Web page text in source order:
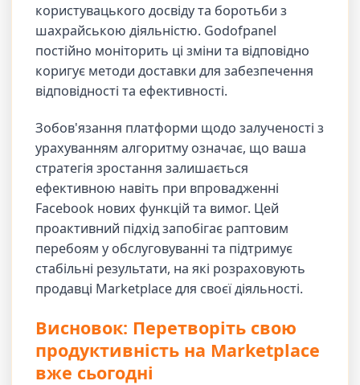
користувацького досвіду та боротьби з
шахрайською діяльністю. Godofpanel
постійно моніторить ці зміни та відповідно
коригує методи доставки для забезпечення
відповідності та ефективності.
Зобов'язання платформи щодо залученості з
урахуванням алгоритму означає, що ваша
стратегія зростання залишається
ефективною навіть при впровадженні
Facebook нових функцій та вимог. Цей
проактивний підхід запобігає раптовим
перебоям у обслуговуванні та підтримує
стабільні результати, на які розраховують
продавці Marketplace для своєї діяльності.
Висновок: Перетворіть свою
продуктивність на Marketplace
вже сьогодні